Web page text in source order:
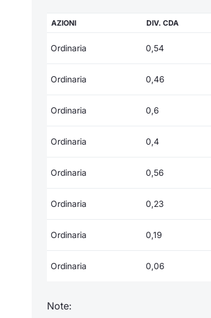
AZIONI DIV. CDA
Ordinaria 0,54
Ordinaria 0,46
Ordinaria 0,6
Ordinaria 0,4
Ordinaria 0,56
Ordinaria 0,23
Ordinaria 0,19
Ordinaria 0,06
Note: